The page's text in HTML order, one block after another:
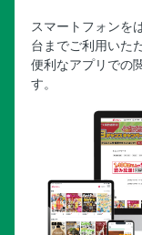
スマートフォンを
台までご利用いた
便利なアプリでの
す。